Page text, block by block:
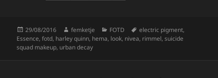
Posted
on
29/08/2016 Author
femketje Categories
FOTD Tags
electric pigment,
Essence,fotd, harley quinn, hema, look, nivea, rimmel,suicide
squad makeup, urban decay